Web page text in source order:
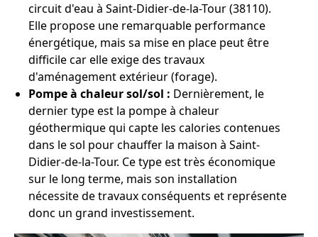
circuit d'eau à Saint-Didier-de-la-Tour (38110).
Elle propose une remarquable performance
énergétique, mais sa mise en place peut être
difficile car elle exige des travaux
d'aménagement extérieur (forage).
Pompe à chaleur sol/sol : Dernièrement, le
dernier type est la pompe à chaleur
géothermique qui capte les calories contenues
dans le sol pour chauffer la maison à Saint-
Didier-de-la-Tour. Ce type est très économique
sur le long terme, mais son installation
nécessite de travaux conséquents et représente
donc un grand investissement.